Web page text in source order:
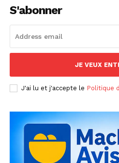
S'abonner
JE VEUX
J'ai lu et j'accepte le Politique